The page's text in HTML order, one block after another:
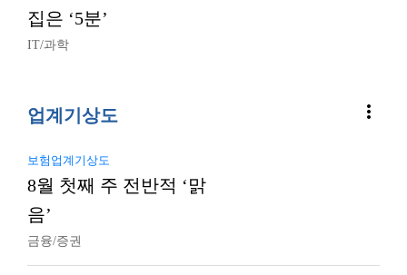
집은 ‘5분’
IT/과학
업계기상도 more_vert
보험업계기상도
8월 첫째 주 전반적 ‘맑
음’
금융/증권